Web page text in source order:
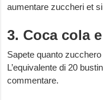
aumentare zuccheri et
3. Coca cola
Sapete quanto
L’equivalente di 20
commentare.